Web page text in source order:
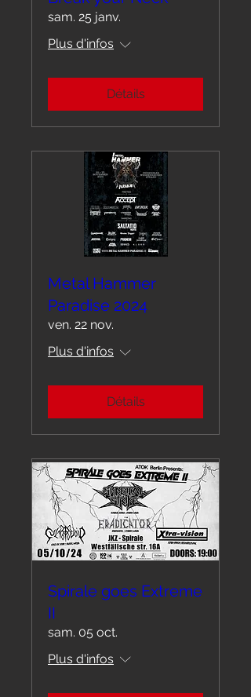
sam. 25 janv.
Plus d'infos
Détails
Metal Hammer
Paradise 2024
ven. 22 nov.
Plus d'infos
Détails
Spirale goes Extreme
II
sam. 05 oct.
Plus d'infos